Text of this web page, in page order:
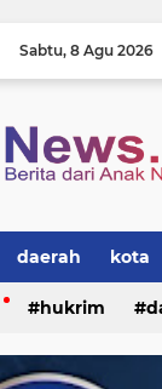
Sabtu 8 Agu 2026
daerah kota
hukrim